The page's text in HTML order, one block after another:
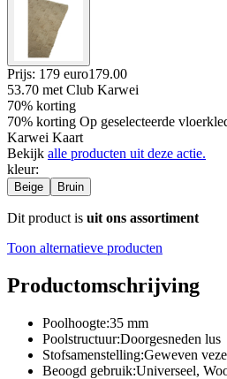
Prijs: 179 euro179.00
53.70 met Club Karwei
70% korting
70% korting Op geselecteerde
Karwei Kaart
Bekijk alle producten uit deze actie.
kleur:
Beige Bruin
Dit product is uit ons assortiment
Toon alternatieve producten
Productomschrijving
Poolhoogte:35 mm
Poolstructuur:Doorgesneden lus
Stofsamenstelling:Geweven
Beoogd gebruik:Universeel,